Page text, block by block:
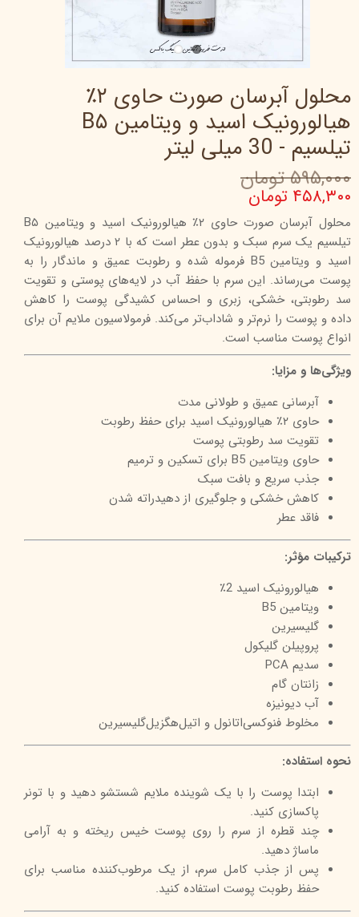
محلول آبرسان صورت حاوی ۲٪
هیالورونیک اسید و ویتامین B۵
تیلسیم - 30 میلی‌ لیتر
۵۹۵,۰۰۰ تومان
۴۵۸,۳۰۰ تومان
محلول آبرسان صورت حاوی ۲٪ هیالورونیک اسید و ویتامین B۵
تیلسیم یک سرم سبک و بدون عطر است که با ۲ درصد هیالورونیک
اسید و ویتامین B5 فرموله شده و رطوبت عمیق و ماندگار را به
پوست می‌رساند. این سرم با حفظ آب در لایه‌های پوستی و تقویت
سد رطوبتی، خشکی، زبری و احساس کشیدگی پوست را کاهش
داده و پوست را نرم‌تر و شاداب‌تر می‌کند. فرمولاسیون ملایم آن برای
انواع پوست مناسب است.
ویژگی‌ها و مزایا:
آبرسانی عمیق و طولانی‌ مدت
حاوی ۲٪ هیالورونیک اسید برای حفظ رطوبت
تقویت سد رطوبتی پوست
حاوی ویتامین B5 برای تسکین و ترمیم
جذب سریع و بافت سبک
کاهش خشکی و جلوگیری از دهیدراته شدن
فاقد عطر
ترکیبات مؤثر:
هیالورونیک اسید 2٪
ویتامین B5
گلیسیرین
پروپیلن گلیکول
سدیم PCA
زانتان گام
آب دیونیزه
مخلوط فنوکسی‌اتانول و اتیل‌هگزیل‌گلیسیرین
نحوه استفاده:
ابتدا پوست را با یک شوینده ملایم شستشو دهید و با تونر
پاکسازی کنید.
چند قطره از سرم را روی پوست خیس ریخته و به آرامی
ماساژ دهید.
پس از جذب کامل سرم، از یک مرطوب‌کننده مناسب برای
حفظ رطوبت پوست استفاده کنید.